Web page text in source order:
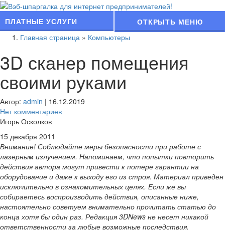
ОТКРЫТЬ МЕНЮ
ПЛАТНЫЕ УСЛУГИ
Главная страница » Компьютеры
3D сканер помещения
своими руками
Автор: admin | 16.12.2019
Нет комментариев
Игорь Осколков
15 декабря 2011
Внимание! Соблюдайте меры безопасности при работе с
лазерным излучением. Напоминаем, что попытки повторить
действия автора могут привести к потере гарантии на
оборудование и даже к выходу его из строя. Материал приведен
исключительно в ознакомительных целях. Если же вы
собираетесь воспроизводить действия, описанные ниже,
настоятельно советуем внимательно прочитать статью до
конца хотя бы один раз. Редакция 3DNews не несет никакой
ответственности за любые возможные последствия.